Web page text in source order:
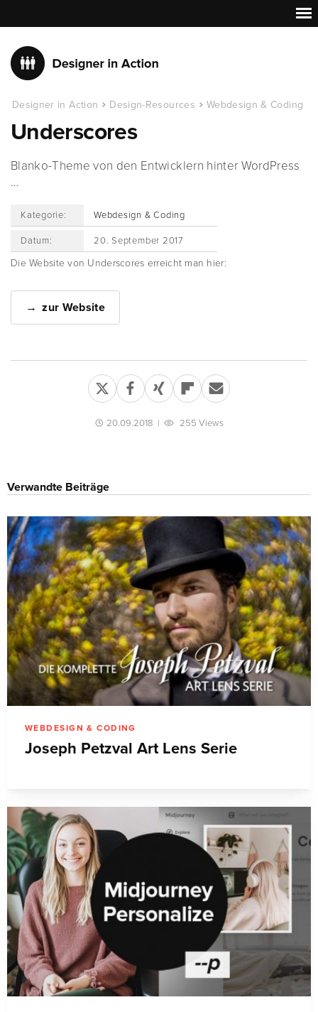
Designer in Action Design-Resources Webdesign & Coding
Underscores
Blanko-Theme von den Entwicklern hinter WordPress
…
Kategorie: Webdesign & Coding
Datum: 20. September 2017
Die Website von Underscores erreicht man hier:
zur Website
20.09.2018 | 255 Views
Verwandte Beiträge
WEBDESIGN & CODING
Joseph Petzval Art Lens Serie